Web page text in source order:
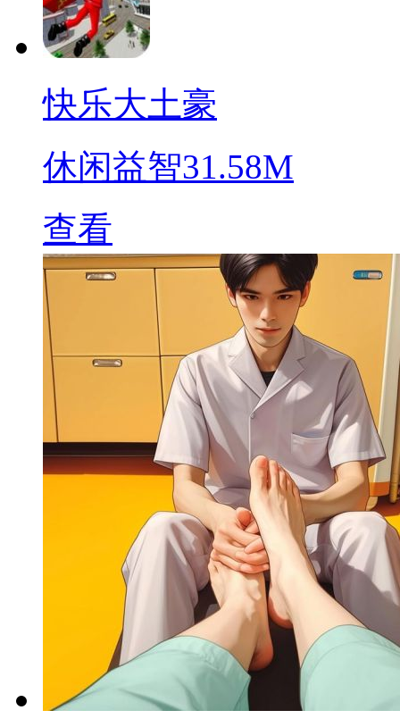
快乐大土豪
休闲益智31.58M
查看